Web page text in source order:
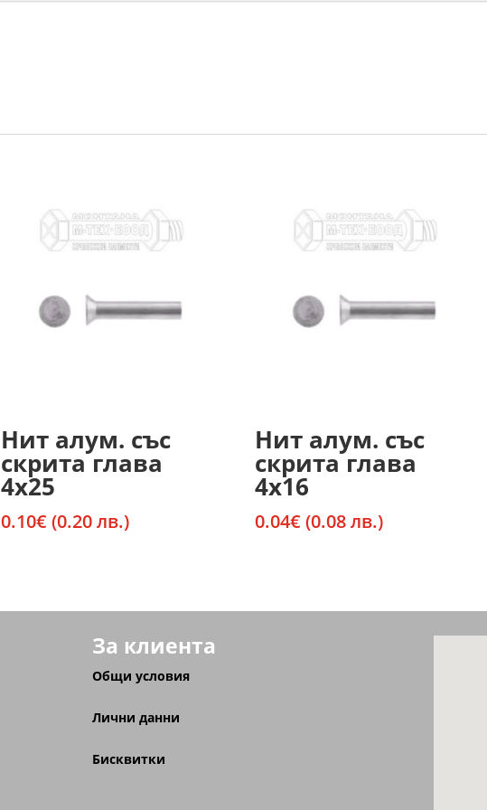
Нит алум. със
скрита глава
4х25
0.10€ (0.20 лв.)
Нит алум. със
скрита глава
4х16
0.04€ (0.08 лв.)
За клиента
Общи условия
Лични данни
Бисквитки